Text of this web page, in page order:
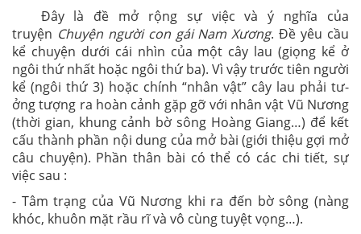
Đây là đề mở rộng sự việc và ý nghĩa của
truyện Chuyện ng­ười con gái Nam Xương. Đề yêu cầu
kể chuyện d­ưới cái nhìn của một cây lau (giọng kể ở
ngôi thứ nhất hoặc ngôi thứ ba). Vì vậy tr­ước tiên ngư­ời
kể (ngôi thứ 3) hoặc chính “nhân vật” cây lau phải tư­
ởng t­ượng ra hoàn cảnh gặp gỡ với nhân vật Vũ Nư­ơng
(thời gian, khung cảnh bờ sông Hoàng Giang…) để kết
cấu thành phần nội dung của mở bài (giới thiệu gợi mở
câu chuyện). Phần thân bài có thể có các chi tiết, sự
việc sau :
- Tâm trạng của Vũ Nư­ơng khi ra đến bờ sông (nàng
khóc, khuôn mặt rầu rĩ và vô cùng tuyệt vọng…).